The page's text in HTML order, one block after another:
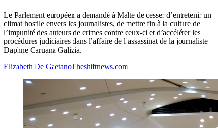
Le Parlement européen a demandé à Malte de cesser d’entretenir un
climat hostile envers les journalistes, de mettre fin à la culture de
l’impunité des auteurs de crimes contre ceux-ci et d’accélérer les
procédures judiciaires dans l’affaire de l’assassinat de la journaliste
Daphne Caruana Galizia.
Elizabeth De GaetanoTheshiftnews.com